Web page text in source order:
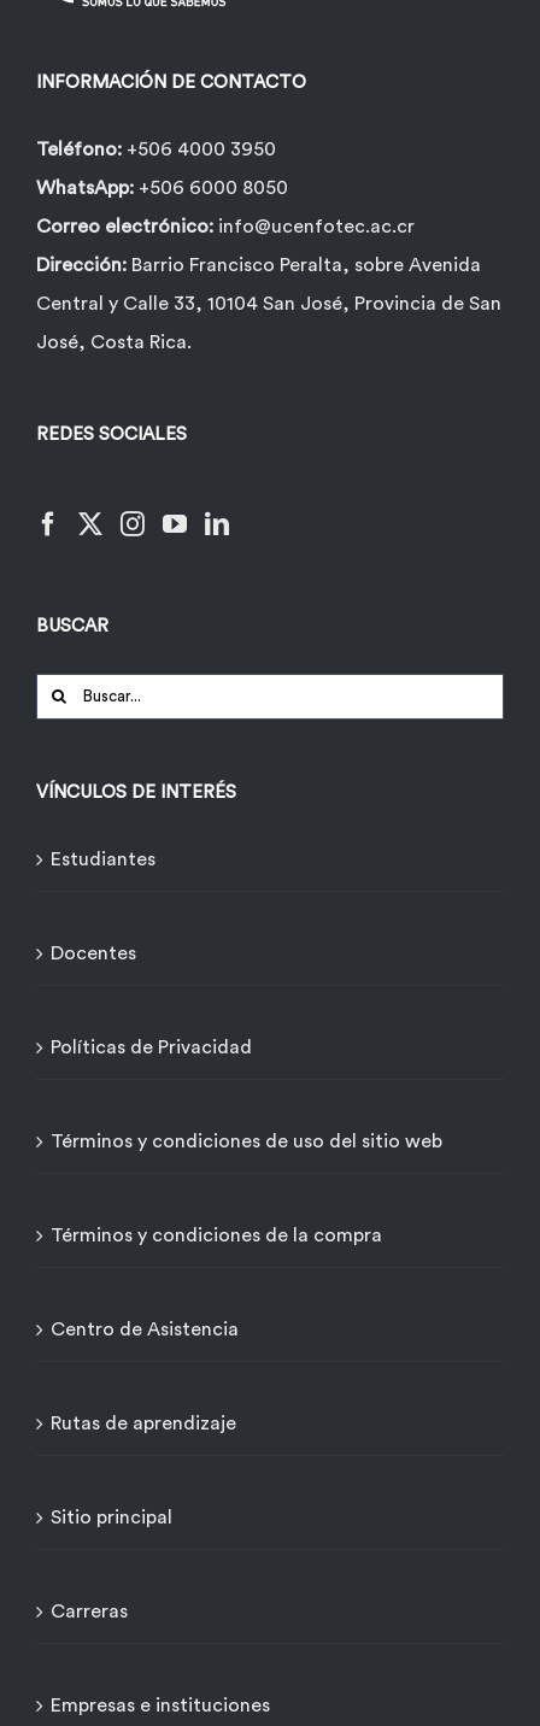
INFORMACIÓN DE CONTACTO
Teléfono: +506 4000 3950
WhatsApp: +506 6000 8050
Correo electrónico: info@ucenfotec.ac.cr
Dirección: Barrio Francisco Peralta, sobre Avenida
Central y Calle 33, 10104 San José, Provincia de San
José, Costa Rica.
REDES SOCIALES
BUSCAR
Buscar:
VÍNCULOS DE INTERÉS
Estudiantes
Docentes
Políticas de Privacidad
Términos y condiciones de uso del sitio web
Términos y condiciones de la compra
Centro de Asistencia
Rutas de aprendizaje
Sitio principal
Carreras
Empresas e instituciones